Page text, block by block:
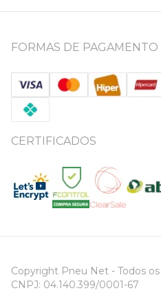
FORMAS DE PAGAMENTO
CERTIFICADOS
Copyright Pneu Net - Todos
CNPJ: 04.140.399/0001-67